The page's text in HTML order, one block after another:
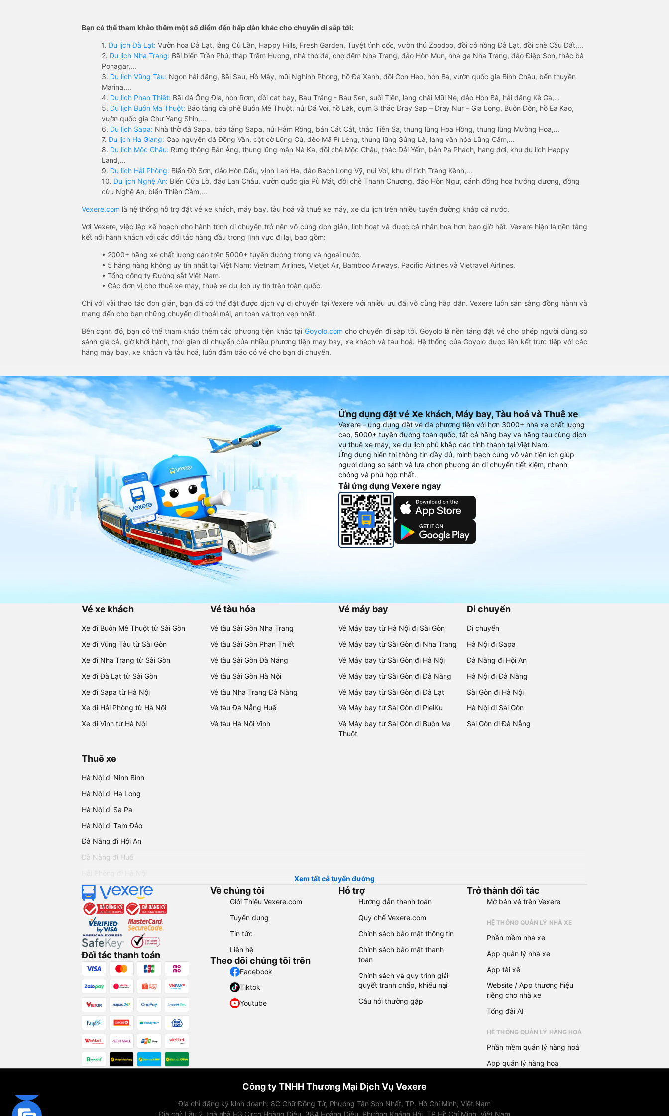
Bạn có thể tham khảo thêm một số điểm đến hấp dẫn khác cho chuyến đi sắp tới:
1. Du lịch Đà Lạt: Vườn hoa Đà Lạt, làng Cù Lần, Happy Hills, Fresh Garden, Tuyệt tình cốc, vườn thú Zoodoo, đồi cỏ hồng Đà Lạt, đồi chè Cầu Đất,...
2. Du lịch Nha Trang: Bãi biển Trần Phú, tháp Trầm Hương, nhà thờ đá, chợ đêm Nha Trang, đảo Hòn Mun, nhà ga Nha Trang, đảo Điệp Sơn, thác bà
Ponagar,...
3. Du lịch Vũng Tàu: Ngọn hải đăng, Bãi Sau, Hồ Mây, mũi Nghinh Phong, hồ Đá Xanh, đồi Con Heo, hòn Bà, vườn quốc gia Bình Châu, bến thuyền
Marina,...
4. Du lịch Phan Thiết: Bãi đá Ông Địa, hòn Rơm, đồi cát bay, Bàu Trắng - Bàu Sen, suối Tiên, làng chài Mũi Né, đảo Hòn Bà, hải đăng Kê Gà,...
5. Du lịch Buôn Ma Thuột: Bảo tàng cà phê Buôn Mê Thuột, núi Đá Voi, hồ Lắk, cụm 3 thác Dray Sap – Dray Nur – Gia Long, Buôn Đôn, hồ Ea Kao,
vườn quốc gia Chư Yang Shin,...
6. Du lịch Sapa: Nhà thờ đá Sapa, bảo tàng Sapa, núi Hàm Rồng, bản Cát Cát, thác Tiên Sa, thung lũng Hoa Hồng, thung lũng Mường Hoa,...
7. Du lịch Hà Giang: Cao nguyên đá Đồng Văn, cột cờ Lũng Cú, đèo Mã Pí Lèng, thung lũng Sủng Là, làng văn hóa Lũng Cẩm,...
8. Du lịch Mộc Châu: Rừng thông Bản Áng, thung lũng mận Nà Ka, đồi chè Mộc Châu, thác Dải Yếm, bản Pa Phách, hang dơi, khu du lịch Happy
Land,...
9. Du lịch Hải Phòng: Biển Đồ Sơn, đảo Hòn Dấu, vịnh Lan Hạ, đảo Bạch Long Vỹ, núi Voi, khu di tích Tràng Kênh,...
10. Du lịch Nghệ An: Biển Cửa Lò, đảo Lan Châu, vườn quốc gia Pù Mát, đồi chè Thanh Chương, đảo Hòn Ngư, cánh đồng hoa hướng dương, đồng
cừu Nghệ An, biển Thiên Cầm,...
Vexere.com là hệ thống hỗ trợ đặt vé xe khách, máy bay, tàu hoả và thuê xe máy, xe du lịch trên nhiều tuyến đường khắp cả nước.
Với Vexere, việc lập kế hoạch cho hành trình di chuyển trở nên vô cùng đơn giản, linh hoạt và được cá nhân hóa hơn bao giờ hết. Vexere hiện là nền tảng
kết nối hành khách với các đối tác hàng đầu trong lĩnh vực đi lại, bao gồm:
• 2000+ hãng xe chất lượng cao trên 5000+ tuyến đường trong và ngoài nước.
• 5 hãng hàng không uy tín nhất tại Việt Nam: Vietnam Airlines, Vietjet Air, Bamboo Airways, Pacific Airlines và Vietravel Airlines.
• Tổng công ty Đường sắt Việt Nam.
• Các đơn vị cho thuê xe máy, thuê xe du lịch uy tín trên toàn quốc.
Chỉ với vài thao tác đơn giản, bạn đã có thể đặt được dịch vụ di chuyển tại Vexere với nhiều ưu đãi vô cùng hấp dẫn. Vexere luôn sẵn sàng đồng hành và
mang đến cho bạn những chuyến đi thoải mái, an toàn và trọn vẹn nhất.
Bên cạnh đó, bạn có thể tham khảo thêm các phương tiện khác tại Goyolo.com cho chuyến đi sắp tới. Goyolo là nền tảng đặt vé cho phép người dùng so
sánh giá cả, giờ khởi hành, thời gian di chuyển của nhiều phương tiện máy bay, xe khách và tàu hoả. Hệ thống của Goyolo được liên kết trực tiếp với các
hãng máy bay, xe khách và tàu hoả, luôn đảm bảo có vé cho bạn di chuyển.
Ứng dụng đặt vé Xe khách, Máy bay, Tàu hoả và Thuê xe
Vexere - ứng dụng đặt vé đa phương tiện với hơn 3000+ nhà xe chất lượng
cao, 5000+ tuyến đường toàn quốc, tất cả hãng bay và hãng tàu cùng dịch
vụ thuê xe máy, xe du lịch phủ khắp các tỉnh thành tại Việt Nam.
Ứng dụng hiển thị thông tin đầy đủ, minh bạch cùng vô vàn tiện ích giúp
người dùng so sánh và lựa chọn phương án di chuyển tiết kiệm, nhanh
chóng và phù hợp nhất.
Tải ứng dụng Vexere ngay
Vé xe khách
Xe đi Buôn Mê Thuột từ Sài Gòn
Xe đi Vũng Tàu từ Sài Gòn
Xe đi Nha Trang từ Sài Gòn
Xe đi Đà Lạt từ Sài Gòn
Xe đi Sapa từ Hà Nội
Xe đi Hải Phòng từ Hà Nội
Xe đi Vinh từ Hà Nội
Vé tàu hỏa
Vé tàu Sài Gòn Nha Trang
Vé tàu Sài Gòn Phan Thiết
Vé tàu Sài Gòn Đà Nẵng
Vé tàu Sài Gòn Hà Nội
Vé tàu Nha Trang Đà Nẵng
Vé tàu Đà Nẵng Huế
Vé tàu Hà Nội Vinh
Vé máy bay
Vé Máy bay từ Hà Nội đi Sài Gòn
Vé Máy bay từ Sài Gòn đi Nha Trang
Vé Máy bay từ Sài Gòn đi Hà Nội
Vé Máy bay từ Sài Gòn đi Đà Nẵng
Vé Máy bay từ Sài Gòn đi Đà Lạt
Vé Máy bay từ Sài Gòn đi PleiKu
Vé Máy bay từ Sài Gòn đi Buôn Ma
Thuột
Di chuyển
Di chuyển
Hà Nội đi Sapa
Đà Nẵng đi Hội An
Hà Nội đi Đà Nẵng
Sài Gòn đi Hà Nội
Hà Nội đi Sài Gòn
Sài Gòn đi Đà Nẵng
Thuê xe
Hà Nội đi Ninh Bình
Hà Nội đi Hạ Long
Hà Nội đi Sa Pa
Hà Nội đi Tam Đảo
Đà Nẵng đi Hội An
Đà Nẵng đi Huế
Xem tất cả tuyến đường
Đối tác thanh toán
Về chúng tôi
Giới Thiệu Vexere.com
Tuyển dụng
Tin tức
Liên hệ
Theo dõi chúng tôi trên
Facebook
Tiktok
Youtube
Hỗ trợ
Hướng dẫn thanh toán
Quy chế Vexere.com
Chính sách bảo mật thông tin
Chính sách bảo mật thanh
toán
Chính sách và quy trình giải
quyết tranh chấp, khiếu nại
Câu hỏi thường gặp
Trở thành đối tác
Mở bán vé trên Vexere
HỆ THỐNG QUẢN LÝ NHÀ XE
Phần mềm nhà xe
App quản lý nhà xe
App tài xế
Website / App thương hiệu
riêng cho nhà xe
Tổng đài AI
HỆ THỐNG QUẢN LÝ HÀNG HOÁ
Phần mềm quản lý hàng hoá
App quản lý hàng hoá
Công ty TNHH Thương Mại Dịch Vụ Vexere
Địa chỉ đăng ký kinh doanh: 8C Chữ Đồng Tử, Phường Tân Sơn Nhất, TP. Hồ Chí Minh, Việt Nam
Địa chỉ: Lầu 2, toà nhà H3 Circo Hoàng Diệu, 384 Hoàng Diệu, Phường Khánh Hội, TP Hồ Chí Minh, Việt Nam